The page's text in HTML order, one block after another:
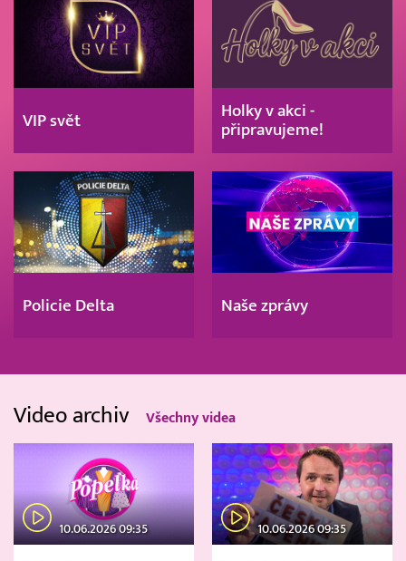
VIP svět
Holky v akci -
připravujeme!
Policie Delta Naše zprávy
Video archiv Všechny videa
10.06.2026 09:35 10.06.2026 09:35